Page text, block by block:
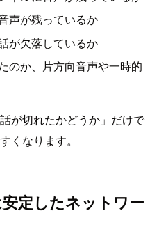
声が残っているか
が欠落しているか
のか、片方向音声や一時的
が切れたかどうか」だけで
くなります。
定したネットワー